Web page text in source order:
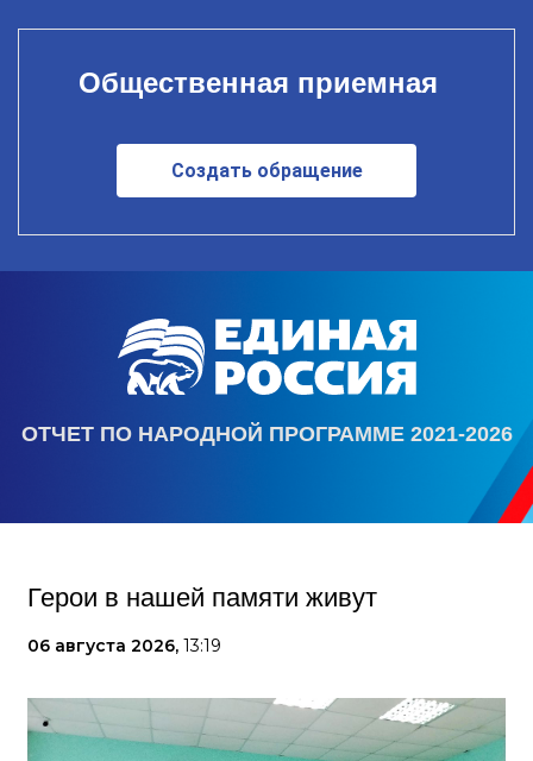
Общественная приемная
Создать обращение
ОТЧЕТ ПО НАРОДНОЙ ПРОГРАММЕ 2021-2026
Герои в нашей памяти живут
06 августа 2026, 13:19